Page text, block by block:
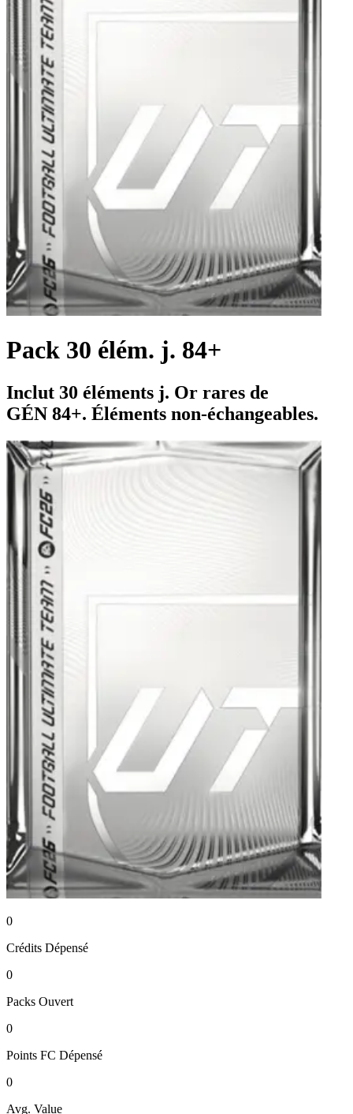
Pack 30 élém. j. 84+
Inclut 30 éléments j. Or rares de
GÉN 84+. Éléments non-échangeables.
0
Crédits Dépensé
0
Packs Ouvert
0
Points FC Dépensé
0
Avg. Value